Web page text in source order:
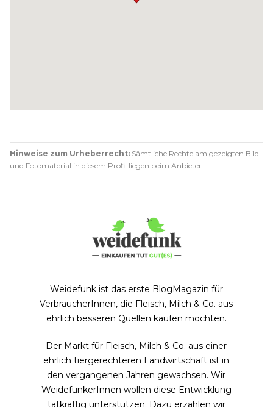
Hinweise zum Urheberrecht: Sämtliche Rechte am gezeigten Bild-
und Fotomaterial in diesem Profil liegen beim Anbieter.
Weidefunk ist das erste BlogMagazin für
VerbraucherInnen, die Fleisch, Milch & Co. aus
ehrlich besseren Quellen kaufen möchten.
Der Markt für Fleisch, Milch & Co. aus einer
ehrlich tiergerechteren Landwirtschaft ist in
den vergangenen Jahren gewachsen. Wir
WeidefunkerInnen wollen diese Entwicklung
tatkräftig unterstützen. Dazu erzählen wir